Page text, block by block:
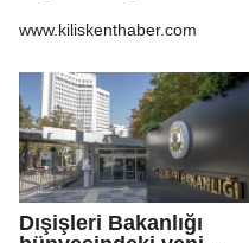
www.kiliskenthaber.com
Dışişleri Bakanlığı